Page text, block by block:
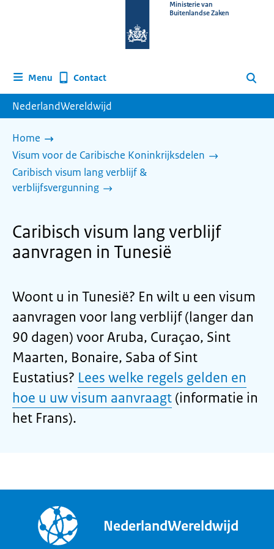
homepage
Ministerie van
Buitenlandse Zaken
Menu Contact Zoeken
NederlandWereldwijd
Home
Visum voor de Caribische Koninkrijksdelen
Caribisch visum lang verblijf &
verblijfsvergunning
Caribisch visum lang verblijf
aanvragen in Tunesië
Woont u in Tunesië? En wilt u een visum
aanvragen voor lang verblijf (langer dan
90 dagen) voor Aruba, Curaçao, Sint
Maarten, Bonaire, Saba of Sint
Eustatius? Lees welke regels gelden en
hoe u uw visum aanvraagt (informatie in
het Frans).
NederlandWereldwijd